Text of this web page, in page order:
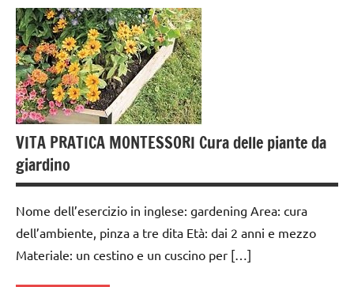
STAGIONI
TUTORIAL
TUTTI GLI
ARGOMENTI
PER ETA'
TUTTI GLI
ARTICOLI
PRATICA
MONTESSORI
LAVORETTI
Pasqua
pigmenti
botanici
Primavera
TUTORIAL
TUTTI GLI
botanica
cura
dell'ambiente
dai
3 ai
6
anni
Estate
giardinaggio
GRAZIA E
VITA PRATICA MONTESSORI Cura delle piante da
giardino
Nome dell’esercizio in inglese: gardening Area: cura
dell’ambiente, pinza a tre dita Età: dai 2 anni e mezzo
Materiale: un cestino e un cuscino per […]